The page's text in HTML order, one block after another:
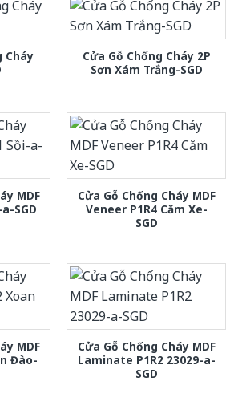
Cháy
Cửa Gỗ Chống Cháy 2P
Sơn Xám Trắng-SGD
MDF
SGD
Cửa Gỗ Chống Cháy MDF
Veneer P1R4 Căm Xe-
SGD
MDF
Đào-
Cửa Gỗ Chống Cháy MDF
Laminate P1R2 23029-a-
SGD